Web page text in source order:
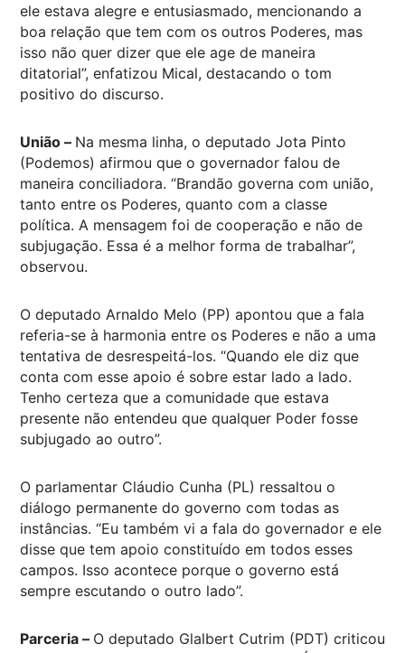
ele estava alegre e entusiasmado, mencionando a
boa relação que tem com os outros Poderes, mas
isso não quer dizer que ele age de maneira
ditatorial”, enfatizou Mical, destacando o tom
positivo do discurso.
União – Na mesma linha, o deputado Jota Pinto
(Podemos) afirmou que o governador falou de
maneira conciliadora. “Brandão governa com união,
tanto entre os Poderes, quanto com a classe
política. A mensagem foi de cooperação e não de
subjugação. Essa é a melhor forma de trabalhar”,
observou.
O deputado Arnaldo Melo (PP) apontou que a fala
referia-se à harmonia entre os Poderes e não a uma
tentativa de desrespeitá-los. “Quando ele diz que
conta com esse apoio é sobre estar lado a lado.
Tenho certeza que a comunidade que estava
presente não entendeu que qualquer Poder fosse
subjugado ao outro”.
O parlamentar Cláudio Cunha (PL) ressaltou o
diálogo permanente do governo com todas as
instâncias. “Eu também vi a fala do governador e ele
disse que tem apoio constituído em todos esses
campos. Isso acontece porque o governo está
sempre escutando o outro lado”.
Parceria – O deputado Glalbert Cutrim (PDT) criticou